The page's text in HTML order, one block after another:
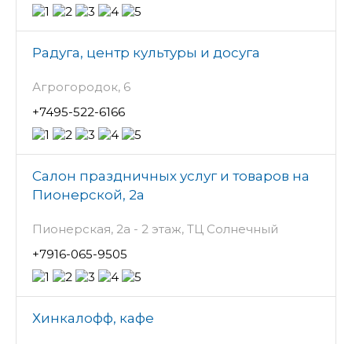
Радуга, центр культуры и досуга
Агрогородок, 6
+7495-522-6166
Салон праздничных услуг и товаров на
Пионерской, 2а
Пионерская, 2а - 2 этаж, ТЦ Солнечный
+7916-065-9505
Хинкалофф, кафе